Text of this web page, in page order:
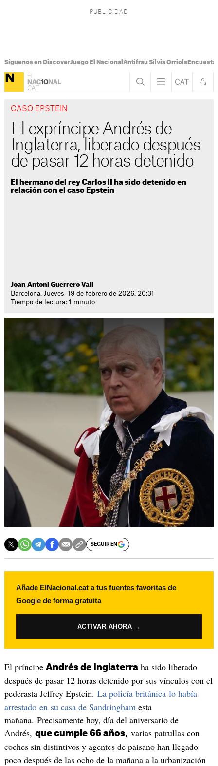
Síguenos en DiscoverJuego El Nacional Antifrau Sílvia OrriolsEncuesta
CASO EPSTEIN
El expríncipe Andrés de
Inglaterra, liberado después
de pasar 12 horas detenido
El hermano del rey Carlos II ha sido detenido en
relación con el caso Epstein
Joan Antoni Guerrero Vall
Barcelona. Jueves, 19 de febrero de 2026. 20:31
Tiempo de lectura: 1 minuto
SEGUIR EN
Añade ElNacional.cat a tus fuentes favoritas de
Google de forma gratuita
ACTIVAR AHORA →
El príncipe Andrés de Inglaterraha sido liberado
después de pasar 12 horas detenido por sus vínculos con el
pederasta Jeffrey Epstein. La policía británica lo había
arrestado en su casa de Sandringhamesta
mañana. Precisamente hoy, día del aniversario de
Andrés, que cumple 66 años, varias patrullas con
coches sin distintivos y agentes de paisano han llegado
poco después de las ocho de la mañana a la urbanización